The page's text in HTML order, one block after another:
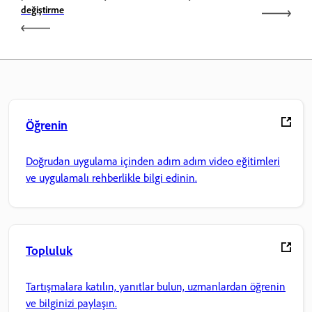
değiştirme
Öğrenin
Doğrudan uygulama içinden adım adım video eğitimleri
ve uygulamalı rehberlikle bilgi edinin.
Topluluk
Tartışmalara katılın, yanıtlar bulun, uzmanlardan öğrenin
ve bilginizi paylaşın.